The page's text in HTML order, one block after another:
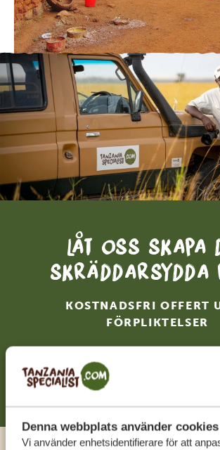
Denna webbplats använder cookies
Vi använder enhetsidentifierare för att
Låt oss skapa
skräddarsydda
KOSTNADSFRI OFFERT
FÖRPLIKTELSER
BÖRJA PLANERA DIN RESA